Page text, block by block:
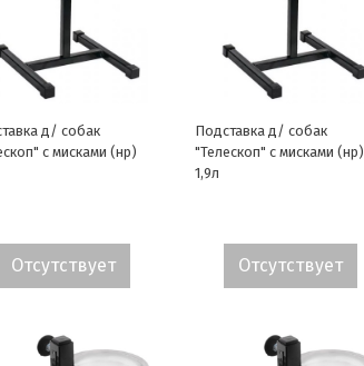
д/ собак
с мисками (нр)
Отсутствует
Подставка д/ собак
"Телескоп" с мисками (нр)
1,9л
Отсутствует